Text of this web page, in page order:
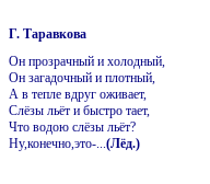
Г. Таравкова
Он прозрачный и холодный,
Он загадочный и плотный,
А в тепле вдруг оживает,
Слёзы льёт и быстро тает,
Что водою слёзы льёт?
Ну,конечно,это-... (Лёд.)